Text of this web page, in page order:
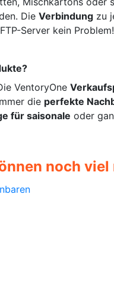
Die Verbindung zu
Server kein Problem!
VentoryOne
die perfekte
für saisonale oder
noch viel